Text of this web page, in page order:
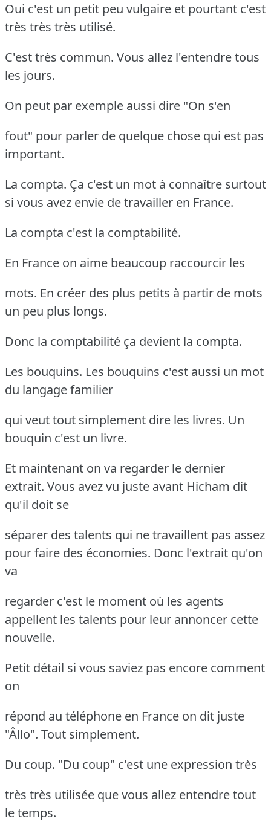
Oui c'est un petit peu vulgaire et pourtant c'est
très très très utilisé.
C'est très commun. Vous allez l'entendre tous
les jours.
On peut par exemple aussi dire "On s'en
fout" pour parler de quelque chose qui est pas
important.
La compta. Ça c'est un mot à connaître surtout
si vous avez envie de travailler en France.
La compta c'est la comptabilité.
En France on aime beaucoup raccourcir les
mots. En créer des plus petits à partir de mots
un peu plus longs.
Donc la comptabilité ça devient la compta.
Les bouquins. Les bouquins c'est aussi un mot
du langage familier
qui veut tout simplement dire les livres. Un
bouquin c'est un livre.
Et maintenant on va regarder le dernier
extrait. Vous avez vu juste avant Hicham dit
qu'il doit se
séparer des talents qui ne travaillent pas assez
pour faire des économies. Donc l'extrait qu'on
va
regarder c'est le moment où les agents
appellent les talents pour leur annoncer cette
nouvelle.
Petit détail si vous saviez pas encore comment
on
répond au téléphone en France on dit juste
"Âllo". Tout simplement.
Du coup. "Du coup" c'est une expression très
très très utilisée que vous allez entendre tout
le temps.